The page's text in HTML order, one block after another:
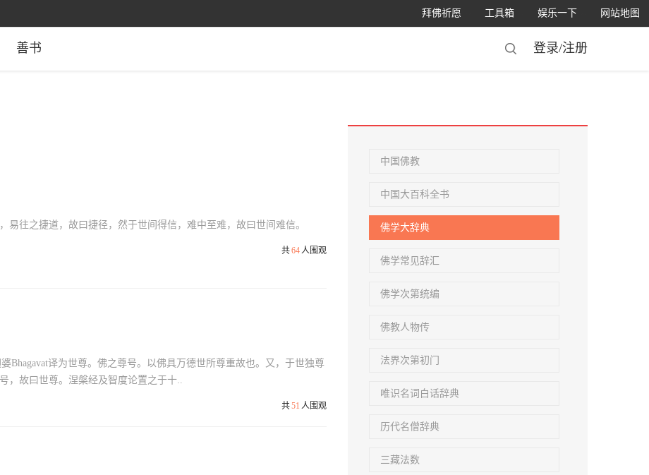
网站地图
娱乐一下
工具箱
拜佛祈愿
善书 登录/注册
易往之捷道，故曰捷径，然于世间得信，难中至难，故曰世间难信。
共64人围观
Bhagavat译为世尊。佛之尊号。以佛具万德世所尊重故也。又，于世独尊
，故曰世尊。涅槃经及智度论置之于十..
共51 人围观
中国佛教
中国大百科全书
佛学大辞典
佛学常见辞汇
佛学次第统编
佛教人物传
法界次第初门
唯识名词白话辞典
历代名僧辞典
三藏法数